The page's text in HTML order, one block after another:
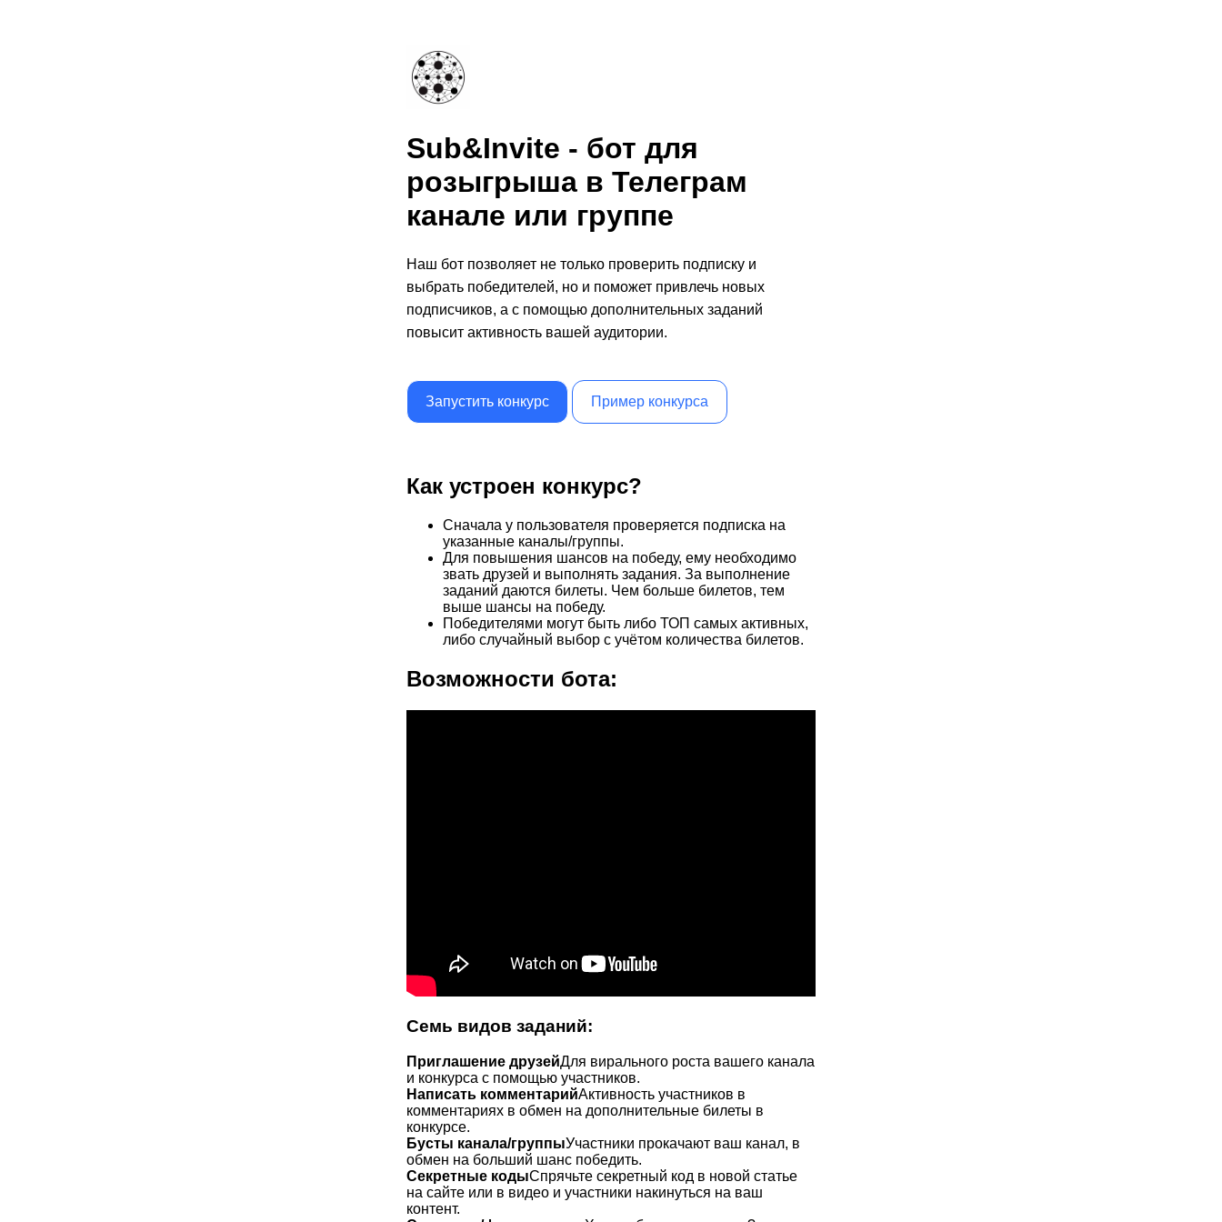
Sub&Invite - бот для
розыгрыша в Телеграм
канале или группе
Наш бот позволяет не только проверить подписку и
выбрать победителей, но и поможет привлечь новых
подписчиков, а с помощью дополнительных заданий
повысит активность вашей аудитории.
Запустить конкурс Пример конкурса
Как устроен конкурс?
Сначала у пользователя проверяется подписка на
указанные каналы/группы.
Для повышения шансов на победу, ему необходимо
звать друзей и выполнять задания. За выполнение
заданий даются билеты. Чем больше билетов, тем
выше шансы на победу.
Победителями могут быть либо ТОП самых активных,
либо случайный выбор с учётом количества билетов.
Возможности бота:
Семь видов заданий:
Приглашение друзейДля вирального роста вашего канала
и конкурса с помощью участников.
Написать комментарийАктивность участников в
комментариях в обмен на дополнительные билеты в
конкурсе.
Бусты канала/группыУчастники прокачают ваш канал, в
обмен на больший шанс победить.
Секретные кодыСпрячьте секретный код в новой статье
на сайте или в видео и участники накинуться на ваш
контент.